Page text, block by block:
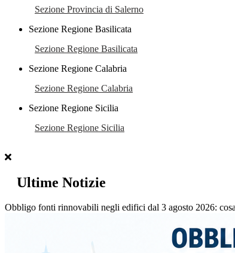
Sezione Provincia di Salerno
Sezione Regione Basilicata
Sezione Regione Basilicata
Sezione Regione Calabria
Sezione Regione Calabria
Sezione Regione Sicilia
Sezione Regione Sicilia
Ultime Notizie
Obbligo fonti rinnovabili negli edifici dal 3 agosto 2026: